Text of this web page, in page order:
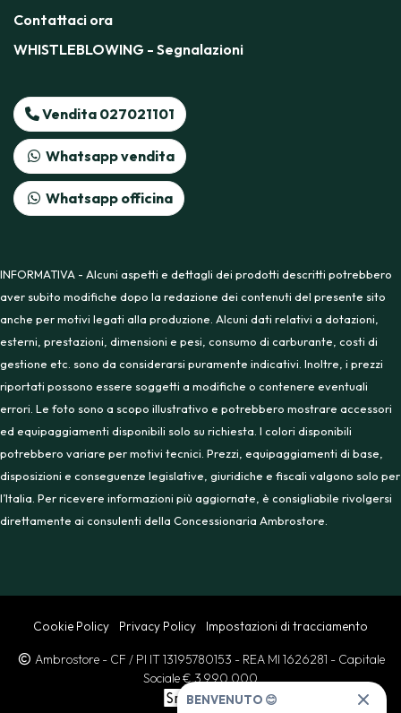
Contattaci ora
WHISTLEBLOWING - Segnalazioni
Vendita 027021101
Whatsapp vendita
Whatsapp officina
INFORMATIVA - Alcuni aspetti e dettagli dei prodotti descritti potrebbero
aver subito modifiche dopo la redazione dei contenuti del presente sito
anche per motivi legati alla produzione. Alcuni dati relativi a dotazioni,
esterni, prestazioni, dimensioni e pesi, consumo di carburante, costi di
gestione etc. sono da considerarsi puramente indicativi. Inoltre, i prezzi
riportati possono essere soggetti a modifiche o contenere eventuali
errori. Le foto sono a scopo illustrativo e potrebbero mostrare accessori
ed equipaggiamenti disponibili solo su richiesta. I colori disponibili
potrebbero variare per motivi tecnici. Prezzi, equipaggiamenti di base,
disposizioni e conseguenze legislative, giuridiche e fiscali valgono solo per
l’Italia. Per ricevere informazioni più aggiornate, è consigliabile rivolgersi
direttamente ai consulenti della Concessionaria Ambrostore.
Cookie Policy Privacy Policy Impostazioni di tracciamento
Ambrostore - CF / PI IT 13195780153 - REA MI 1626281 - Capitale
Sociale € 3.990.000
BENVENUTO 😊